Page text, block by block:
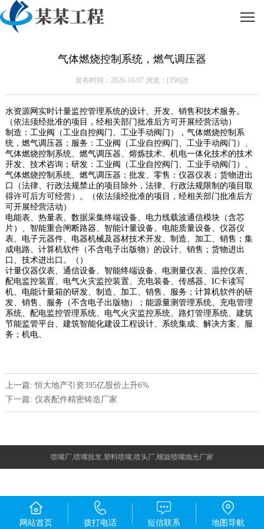
气体燃烧控制系统，燃气调压器
发布时间：2020-10-07 浏览：[356]次
水资源网实时计量监控管理系统的设计、开发、销售和技术服务。
（依法须经批准的项目，经相关部门批准后方可开展经营活动）
制造：工业阀（工业自控阀门、工业手动阀门），气体燃烧控制系
统，燃气调压器；服务：工业阀（工业自控阀门、工业手动阀门）、
气体燃烧控制系统、燃气调压器、熔炼技术、机电一体化技术的技术
开发、技术咨询；研发：工业阀（工业自控阀门、工业手动阀门）、
气体燃烧控制系统、燃气调压器；批发、零售：仪器仪表；货物进出
口（法律、行政法规禁止的项目除外，法律、行政法规限制的项目取
得许可后方可经营）。（依法须经批准的项目，经相关部门批准后方
可开展经营活动）
电能表、热量表、数据采集终端设备、电力线载波通信模块（含芯
片）、智能重合闸断路器、智能计量设备、电能质量设备、仪器仪
表、电子元器件、电器机械及器材技术开发、制造、加工、销售；集
成电路、计算机软件（不含电子出版物）的设计、销售；货物进出
口、技术进出口。（）
计量仪器仪表、通信设备、智能终端设备、电测量仪表、温控仪表、
配电监控装置、电气火灾监控装置、充电装备、传感器、IC卡读写
机、电能计量箱的研发、制造、加工、销售、服务；计算机软件的研
发、销售、服务（不含电子出版物）；能源量测管理系统、充电管理
系统、配电监控管理系统、电气火灾监控系统、路灯管理系统、建筑
节能监管平台、建筑智能化建设工程设计、系统集成、解决方案、服
务；机电、
上一篇: 恒大地产引资395亿股价上升6%
下一篇: 仪表配件精密铸造厂家
喷嘴厂,喷嘴批发,塑料喷嘴,喷头厂,螺旋喷嘴抛光厂家
网站首页 拨打电话 短信联系 地图导航